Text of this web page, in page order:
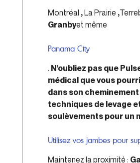
Montréal ,La Prairie ,
Granbyet même
Panama City
. N’oubliez pas que
médical que vous
dans son
techniques de levage
soulèvements pour un
Utilisez vos jambes pour
Maintenez la proximité :